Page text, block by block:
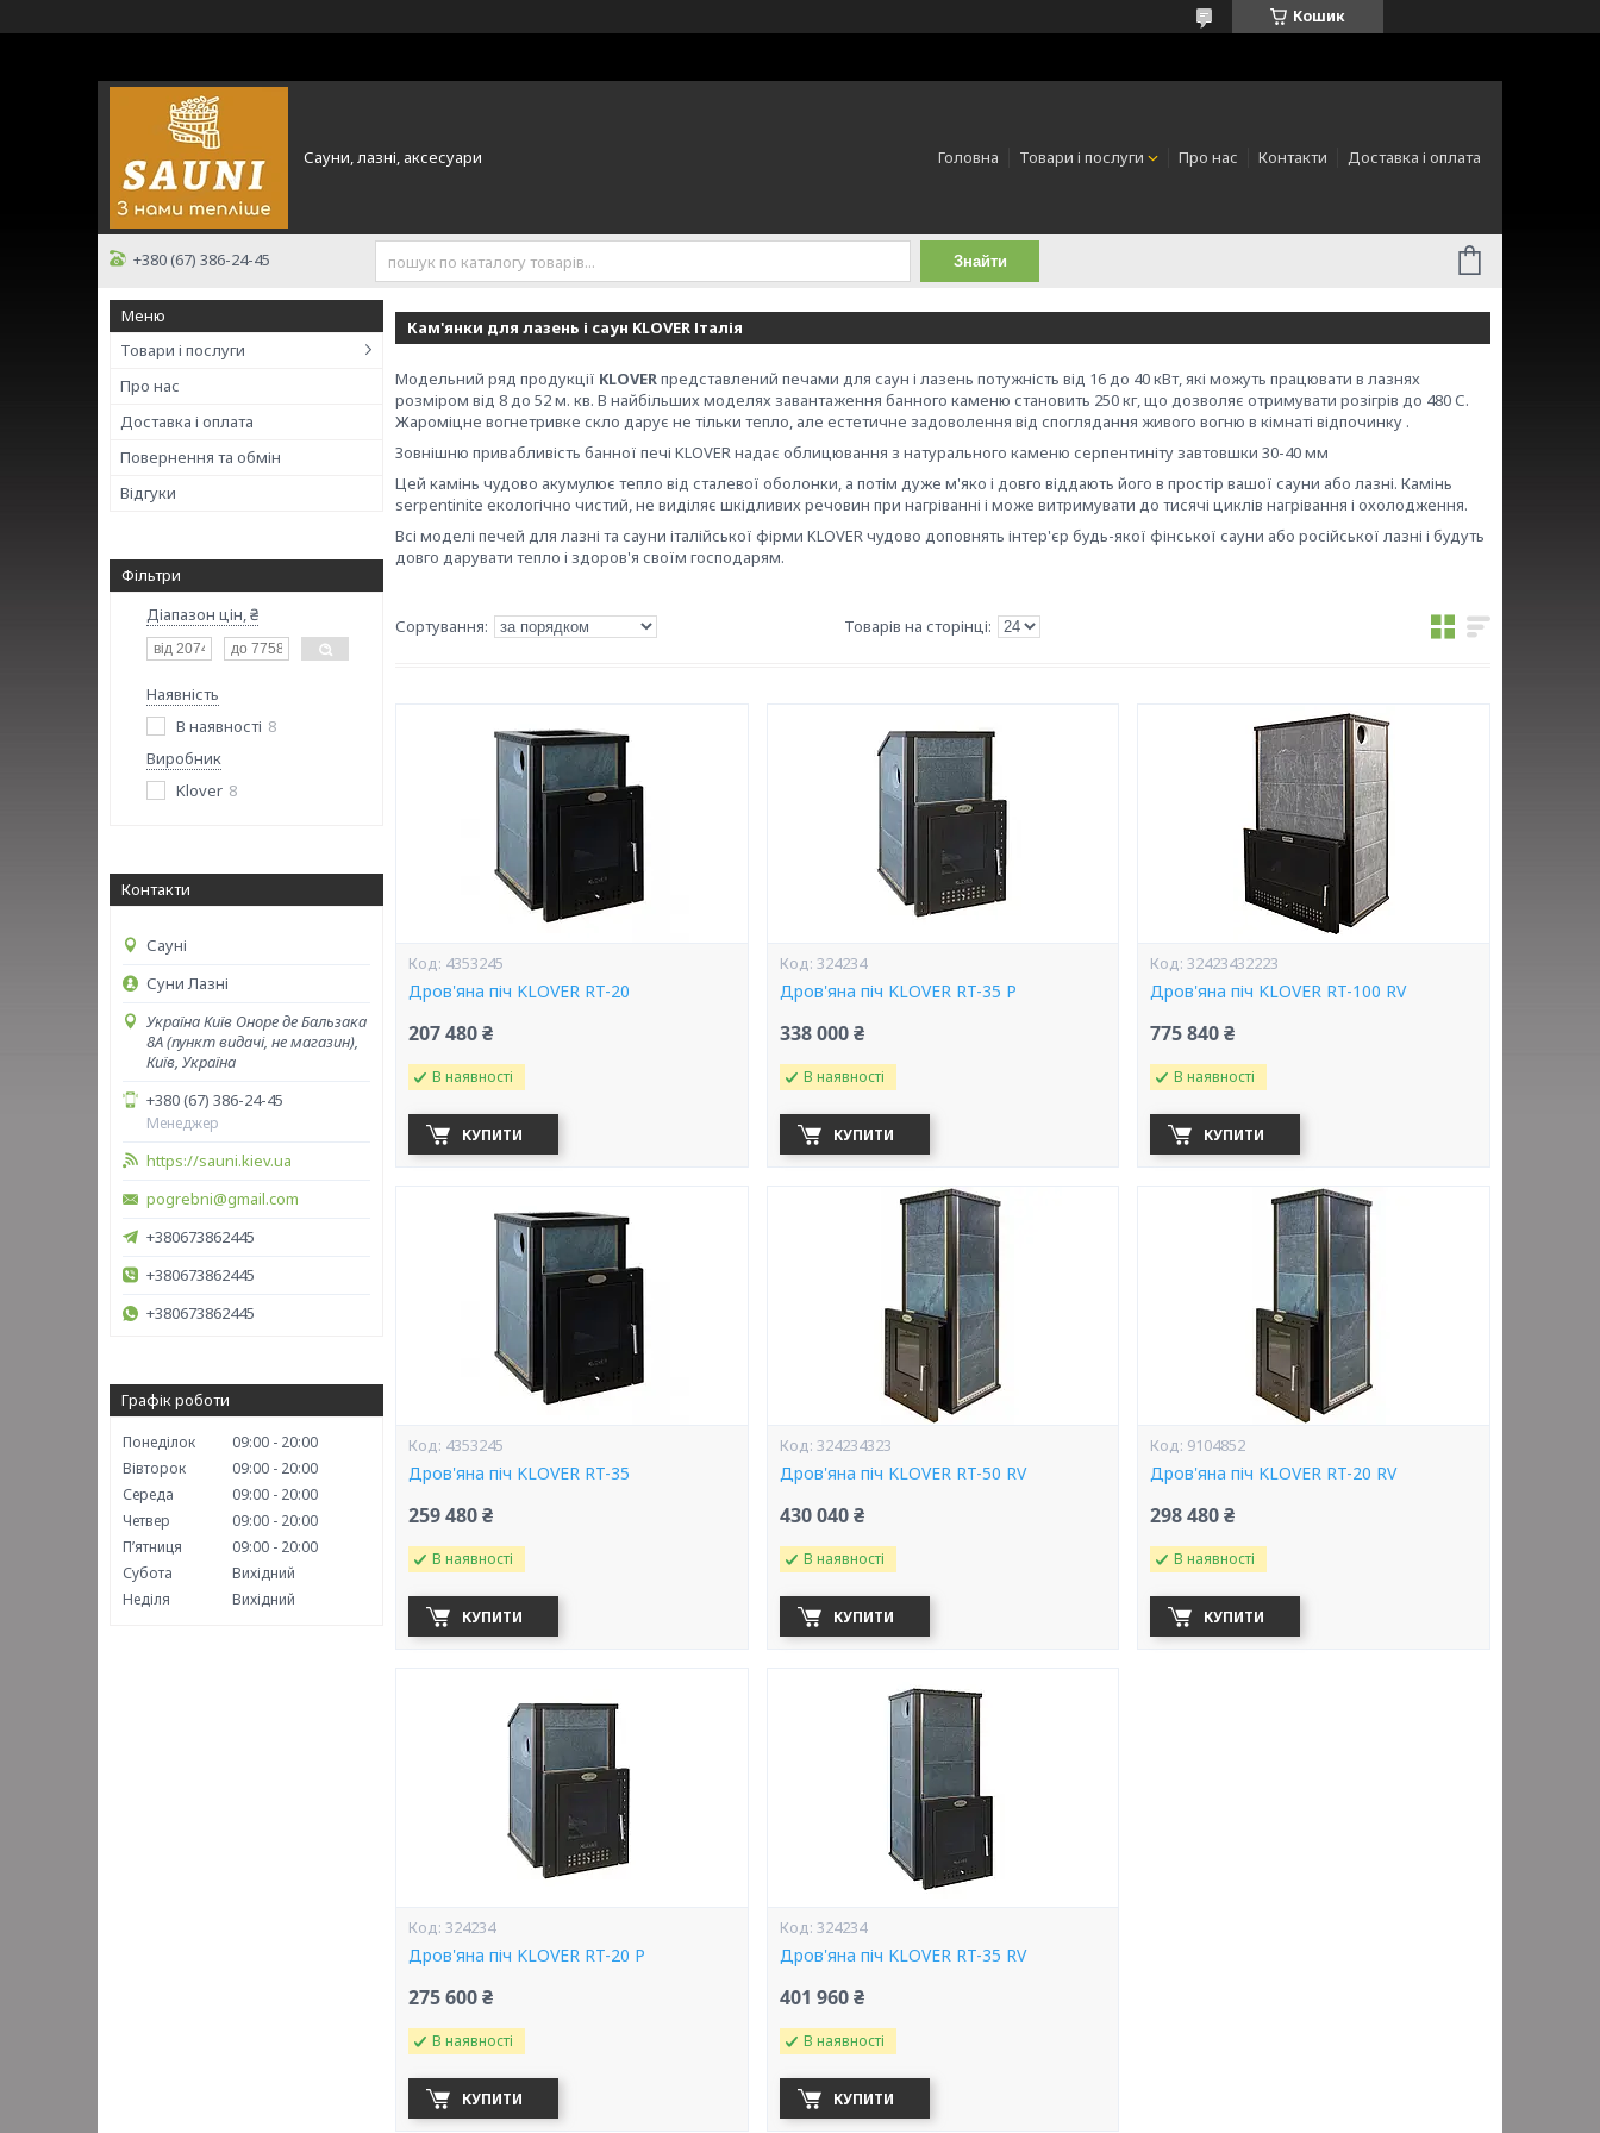
Кошик
Сауни, лазні, аксесуари Головна Товари і послуги Про нас Контакти Доставка і оплата
+380 (67) 386-24-45 Знайти
Товари і послуги
Про нас
Доставка і оплата
Повернення та обмін
Відгуки
Фільтри
Діапазон цін, ₴
Наявність
В наявності 8
Виробник
Klover 8
Контакти
Сауні
Суни Лазні
Україна Київ Оноре де Бальзака
8А (пункт видачі, не магазин),
Київ, Україна
+380 (67) 386-24-45
Менеджер
https://sauni.kiev.ua
pogrebni@gmail.com
+380673862445
+380673862445
+380673862445
Графік роботи
Понеділок 09:00
20:00
Вівторок
09:00
20:00
Середа
09:00
20:00
Четвер
09:00
20:00
Пʼятниця
09:00
20:00
Субота
Вихідний
Неділя
Вихідний
Кам'янки для лазень і саун KLOVER Італія
Модельний ряд продукції KLOVERпредставлений печами для саун і лазень потужність від 16 до 40 кВт, які можуть працювати в лазнях
розміром від 8 до 52 м. кв. В найбільших моделях завантаження банного каменю становить 250 кг, що дозволяє отримувати розігрів до 480 С.
Жароміцне вогнетривке скло дарує не тільки тепло, але естетичне задоволення від споглядання живого вогню в кімнаті відпочинку .
Зовнішню привабливість банної печі KLOVER надає облицювання з натурального каменю серпентиніту завтовшки 30-40 мм
Цей камінь чудово акумулює тепло від сталевої оболонки, а потім дуже м'яко і довго віддають його в простір вашої сауни або лазні. Камінь
serpentinite екологічно чистий, не виділяє шкідливих речовин при нагріванні і може витримувати до тисячі циклів нагрівання і охолодження.
Всі моделі печей для лазні та сауни італійської фірми KLOVER чудово доповнять інтер'єр будь-якої фінської сауни або російської лазні і будуть
довго дарувати тепло і здоров'я своїм господарям.
4353245
Дров'яна піч KLOVER RT-20
207 480 ₴
В наявності
КУПИТИ
324234
Дров'яна піч KLOVER RT-35 P
338 000 ₴
В наявності
КУПИТИ
32423432223
Дров'яна піч KLOVER RT-100 RV
775 840 ₴
В наявності
КУПИТИ
4353245
Дров'яна піч KLOVER RT-35
259 480 ₴
В наявності
КУПИТИ
324234323
Дров'яна піч KLOVER RT-50 RV
430 040 ₴
В наявності
КУПИТИ
9104852
Дров'яна піч KLOVER RT-20 RV
298 480 ₴
В наявності
КУПИТИ
324234
Дров'яна піч KLOVER RT-20 P
275 600 ₴
В наявності
КУПИТИ
324234
Дров'яна піч KLOVER RT-35 RV
401 960 ₴
В наявності
КУПИТИ